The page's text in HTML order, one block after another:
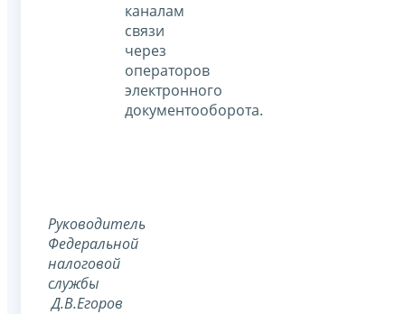
каналам
связи
через
операторов
электронного
документооборота.
Руководитель
Федеральной
налоговой
службы
Д.В.Егоров